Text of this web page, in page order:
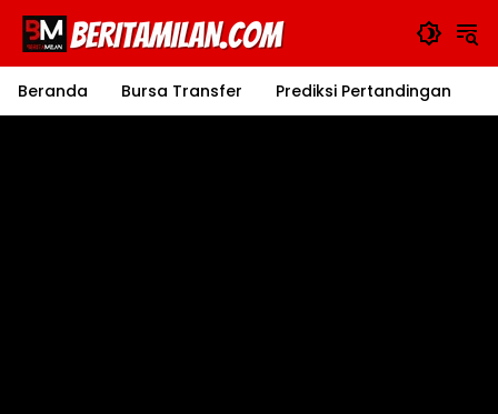
Langsung
konten
Beranda
Bursa Transfer Prediksi Pertandingan